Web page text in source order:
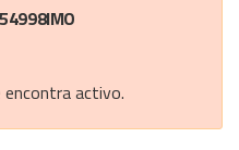
encontra activo.